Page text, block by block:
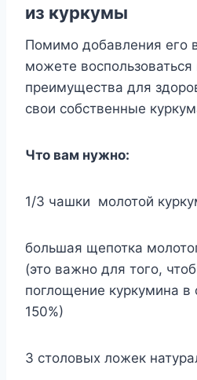
из куркумы
Помимо добавления его
можете
преимущества для
свои собственные
Что вам нужно:
1/3 чашки молотой
большая щепотка
(это важно для того,
поглощение куркумина в
150%)
3 столовых ложек